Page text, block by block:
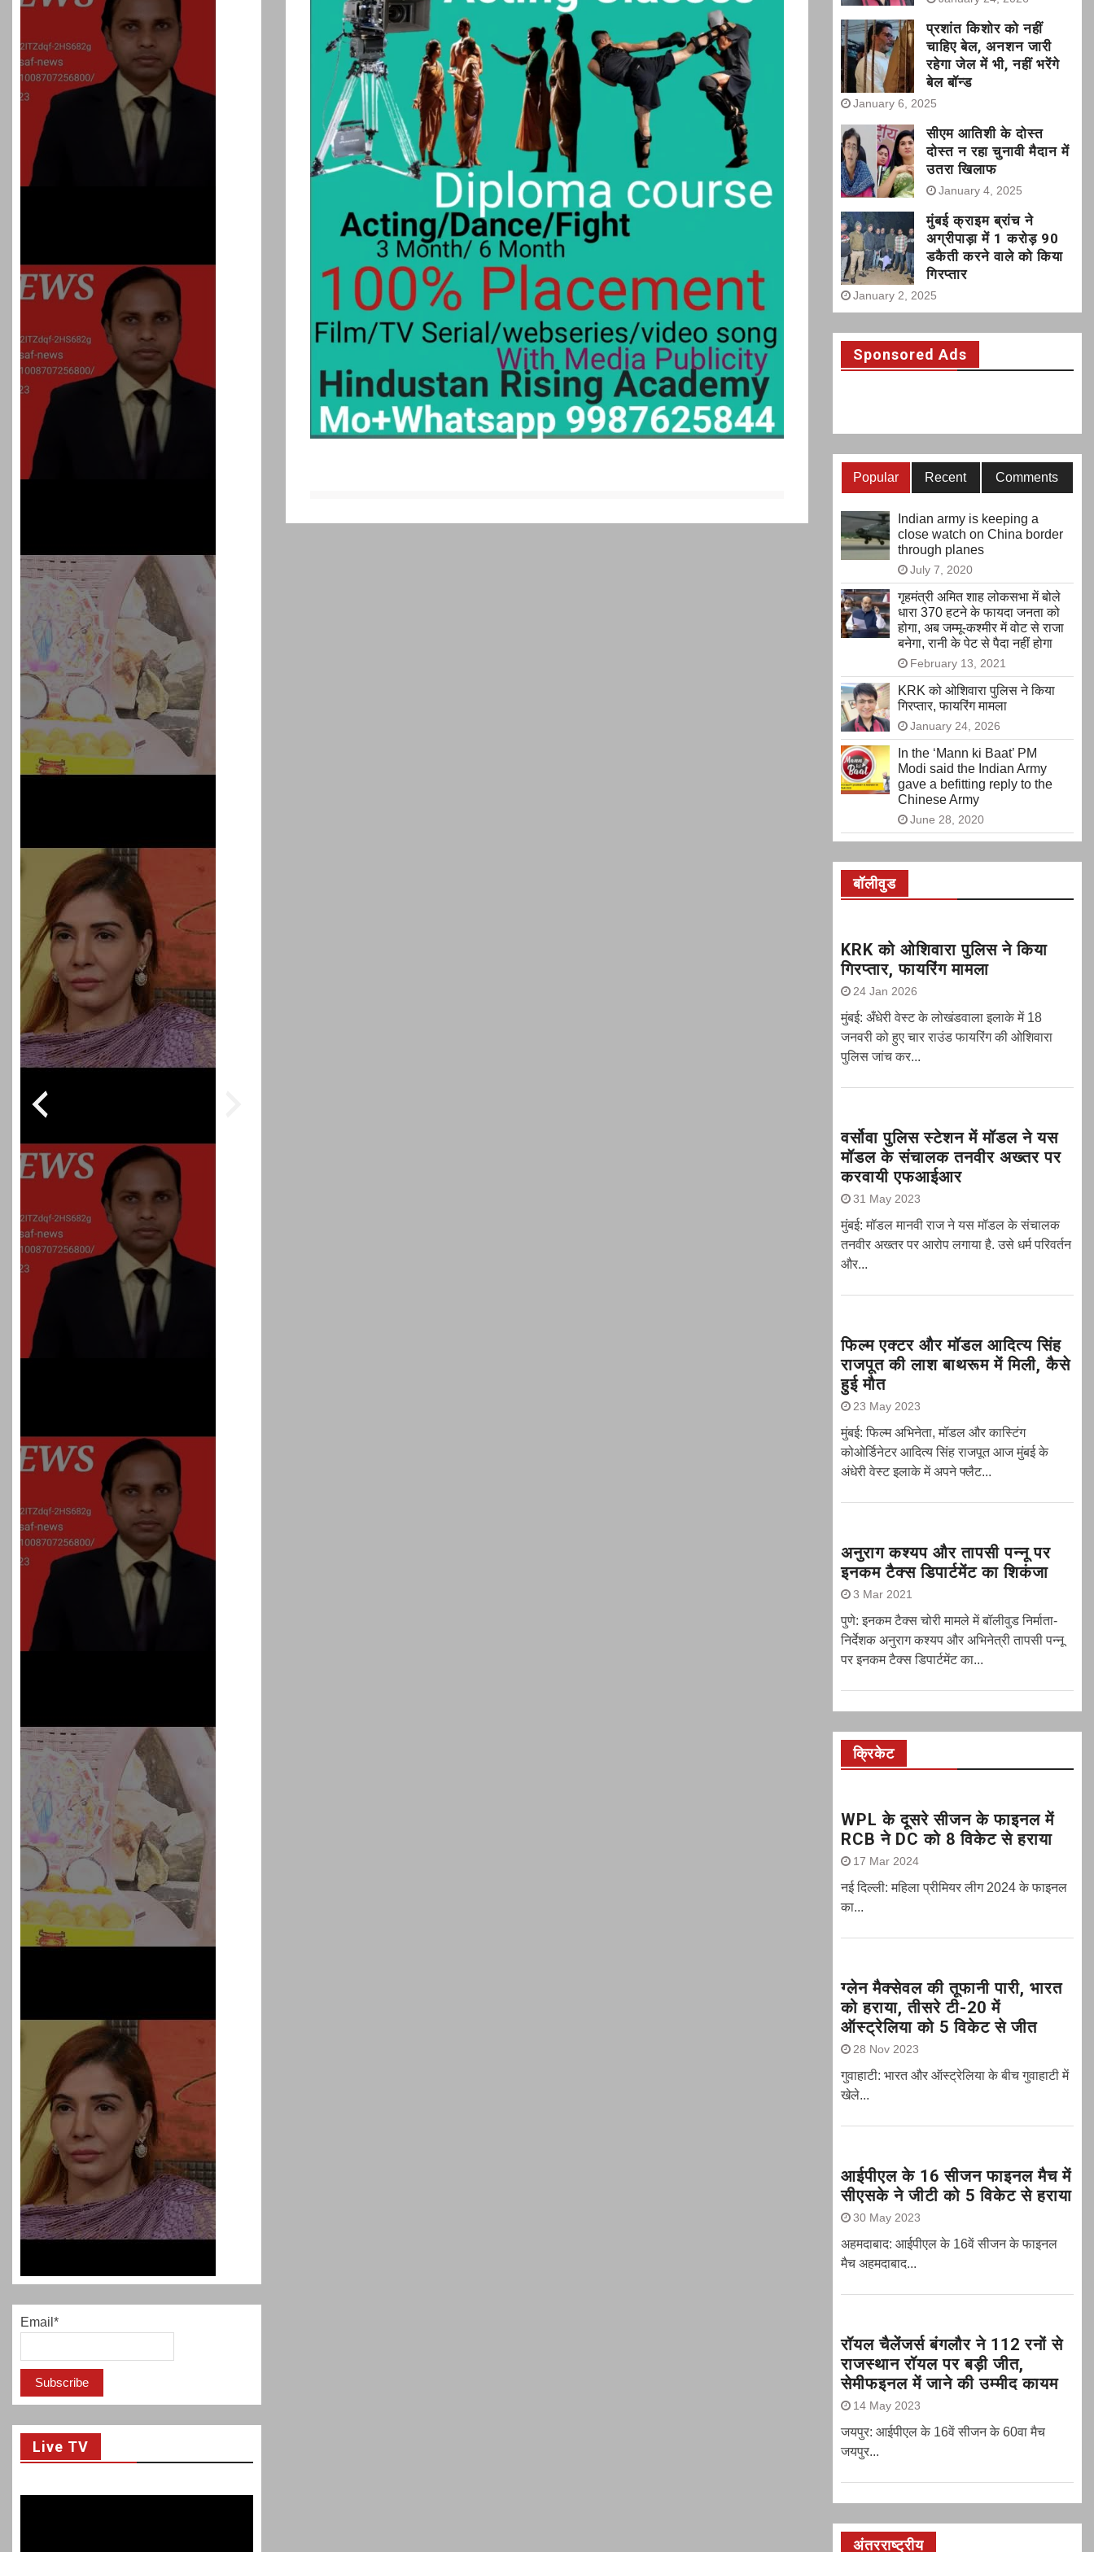
प्रशांत किशोर को नहीं चाहिए बेल, अनशन जारी
रहेगा जेल में भी, नहीं भरेंगे बेल बॉन्ड
प्रशांत किशोर को नहीं
चाहिए बेल, अनशन जारी
रहेगा जेल में भी, नहीं भरेंगे
बेल बॉन्ड
January 6, 2025
सीएम आतिशी के दोस्त
दोस्त न रहा चुनावी मैदान में
उतरा खिलाफ
January 4, 2025
मुंबई क्राइम ब्रांच ने
अग्रीपाड़ा में 1 करोड़ 90
डकैती करने वाले को किया
गिरप्तार
January 2, 2025
Sponsored Ads
Popular Recent Comments
Indian army is keeping a
close watch on China border
through planes
July 7, 2020
गृहमंत्री अमित शाह लोकसभा में बोले
धारा 370 हटने के फायदा जनता को
होगा, अब जम्मू-कश्मीर में वोट से राजा
बनेगा, रानी के पेट से पैदा नहीं होगा
February 13, 2021
KRK को ओशिवारा पुलिस ने किया
गिरप्तार, फायरिंग मामला
January 24, 2026
In the ‘Mann ki Baat’ PM
Modi said the Indian Army
gave a befitting reply to the
Chinese Army
June 28, 2020
बॉलीवुड
KRK को ओशिवारा पुलिस ने किया
गिरप्तार, फायरिंग मामला
24 Jan 2026
मुंबई: अँधेरी वेस्ट के लोखंडवाला इलाके में 18
जनवरी को हुए चार राउंड फायरिंग की ओशिवारा
पुलिस जांच कर...
वर्सोवा पुलिस स्टेशन में मॉडल ने यस
मॉडल के संचालक तनवीर अख्तर पर
करवायी एफआईआर
31 May 2023
मुंबई: मॉडल मानवी राज ने यस मॉडल के संचालक
तनवीर अख्तर पर आरोप लगाया है. उसे धर्म परिवर्तन
और...
फिल्म एक्टर और मॉडल आदित्य सिंह
राजपूत की लाश बाथरूम में मिली, कैसे
हुई मौत
23 May 2023
मुंबई: फिल्म अभिनेता, मॉडल और कास्टिंग
कोओर्डिनेटर आदित्य सिंह राजपूत आज मुंबई के
अंधेरी वेस्ट इलाके में अपने फ्लैट...
अनुराग कश्यप और तापसी पन्नू पर
इनकम टैक्स डिपार्टमेंट का शिकंजा
3 Mar 2021
पुणे: इनकम टैक्स चोरी मामले में बॉलीवुड निर्माता-
निर्देशक अनुराग कश्यप और अभिनेत्री तापसी पन्नू
पर इनकम टैक्स डिपार्टमेंट का...
क्रिकेट
WPL के दूसरे सीजन के फाइनल में
RCB ने DC को 8 विकेट से हराया
17 Mar 2024
नई दिल्ली: महिला प्रीमियर लीग 2024 के फाइनल
का...
ग्‍लेन मैक्‍सेवल की तूफानी पारी, भारत
को हराया, तीसरे टी-20 में
ऑस्ट्रेलिया को 5 विकेट से जीत
28 Nov 2023
गुवाहाटी: भारत और ऑस्‍ट्रेलिया के बीच गुवाहाटी में
खेले...
आईपीएल के 16 सीजन फाइनल मैच में
सीएसके ने जीटी को 5 विकेट से हराया
30 May 2023
अहमदाबाद: आईपीएल के 16वें सीजन के फाइनल
मैच अहमदाबाद...
रॉयल चैलेंजर्स बंगलौर ने 112 रनों से
राजस्थान रॉयल पर बड़ी जीत,
सेमीफइनल में जाने की उम्मीद कायम
14 May 2023
जयपुर: आईपीएल के 16वें सीजन के 60वा मैच
जयपुर...
अंतरराष्ट्रीय
Email*
Live TV